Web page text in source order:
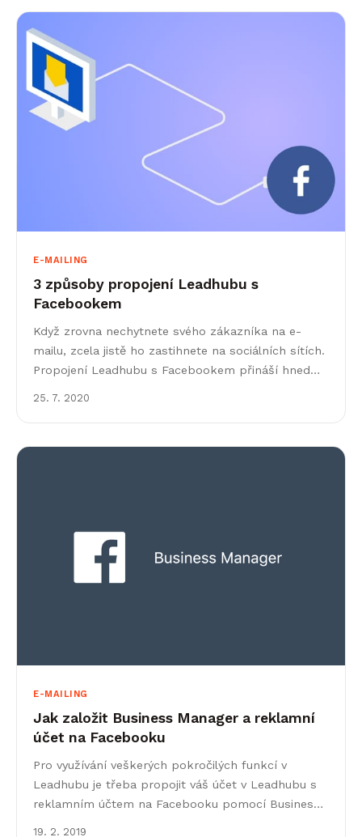
E-MAILING
3 způsoby propojení Leadhubu s
Facebookem
Když zrovna nechytnete svého zákazníka na e-
mailu, zcela jistě ho zastihnete na sociálních sítích.
Propojení Leadhubu s Facebookem přináší hned
25. 7. 2020
E-MAILING
Jak založit Business Manager a reklamní
účet na Facebooku
Pro využívání veškerých pokročilých funkcí v
Leadhubu je třeba propojit váš účet v Leadhubu s
reklamním účtem na Facebooku pomocí Business
19. 2. 2019